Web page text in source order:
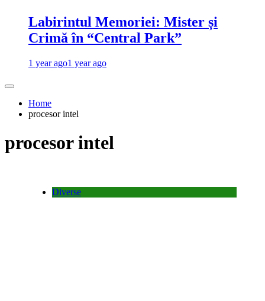
Labirintul Memoriei: Mister și
Crimă în “Central Park”
1 year ago1 year ago
Home
procesor intel
procesor intel
Diverse